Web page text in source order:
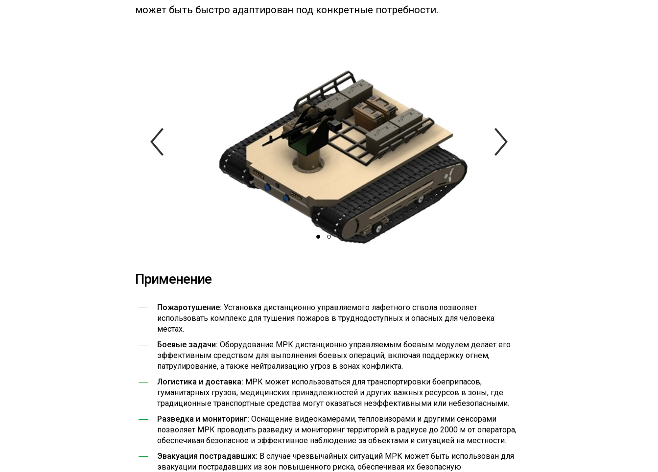
может быть быстро адаптирован под конкретные потребности.
Previous Slide Next Slide
Применение
Пожаротушение: Установка дистанционно управляемого лафетного ствола позволяет
использовать комплекс для тушения пожаров в труднодоступных и опасных для человека
местах.
Боевые задачи: Оборудование МРК дистанционно управляемым боевым модулем делает его
эффективным средством для выполнения боевых операций, включая поддержку огнем,
патрулирование, а также нейтрализацию угроз в зонах конфликта.
Логистика и доставка: МРК может использоваться для транспортировки боеприпасов,
гуманитарных грузов, медицинских принадлежностей и других важных ресурсов в зоны, где
традиционные транспортные средства могут оказаться неэффективными или небезопасными.
Разведка и мониторинг: Оснащение видеокамерами, тепловизорами и другими сенсорами
позволяет МРК проводить разведку и мониторинг территорий в радиусе до 2000 м от оператора,
обеспечивая безопасное и эффективное наблюдение за объектами и ситуацией на местности.
Эвакуация пострадавших: В случае чрезвычайных ситуаций МРК может быть использован для
эвакуации пострадавших из зон повышенного риска, обеспечивая их безопасную